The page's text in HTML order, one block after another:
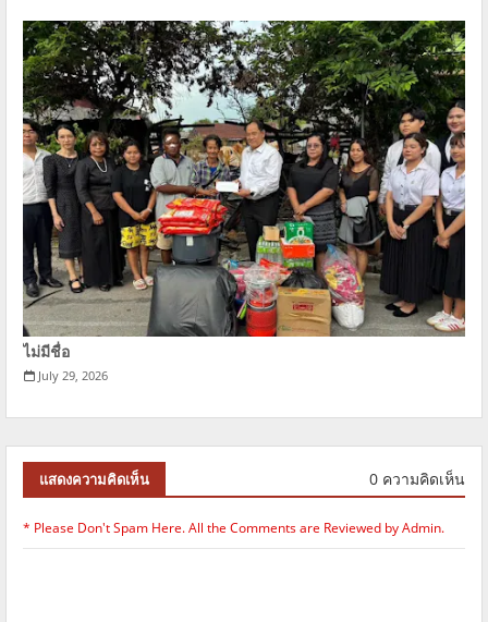
ไม่มีชื่อ
July 29, 2026
แสดงความคิดเห็น 0 ความคิดเห็น
* Please Don't Spam Here. All the Comments are Reviewed by Admin.